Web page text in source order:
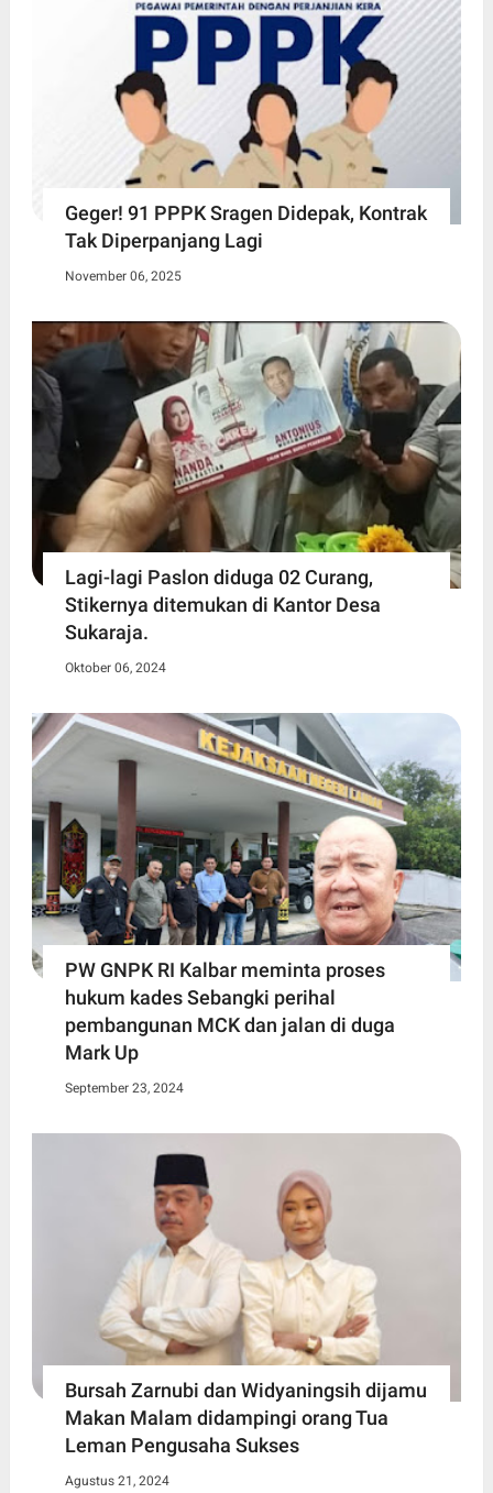
Geger! 91 PPPK Sragen Didepak, Kontrak
Tak Diperpanjang Lagi
November 06, 2025
Lagi-lagi Paslon diduga 02 Curang,
Stikernya ditemukan di Kantor Desa
Sukaraja.
Oktober 06, 2024
PW GNPK RI Kalbar meminta proses
hukum kades Sebangki perihal
pembangunan MCK dan jalan di duga
Mark Up
September 23, 2024
Bursah Zarnubi dan Widyaningsih dijamu
Makan Malam didampingi orang Tua
Leman Pengusaha Sukses
Agustus 21, 2024